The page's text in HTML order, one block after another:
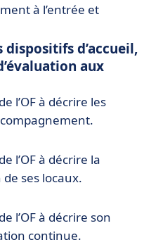
à l’entrée et
d’accueil,
aux
l’OF à décrire les
l’OF à décrire la
ses locaux.
l’OF à décrire son
continue.